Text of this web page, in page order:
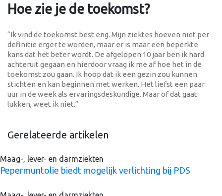
Hoe zie je de toekomst?
“Ik vind de toekomst best eng. Mijn ziektes hoeven niet per
definitie erger te worden, maar er is maar een beperkte
kans dat het beter wordt. De afgelopen 10 jaar ben ik hard
achteruit gegaan en hierdoor vraag ik me af hoe het in de
toekomst zou gaan. Ik hoop dat ik een gezin zou kunnen
stichten en kan beginnen met werken. Het liefst een paar
uur in de week als ervaringsdeskundige. Maar of dat gaat
lukken, weet ik niet.”
Gerelateerde artikelen
Maag-, lever- en darmziekten
Pepermuntolie biedt mogelijk verlichting bij PDS